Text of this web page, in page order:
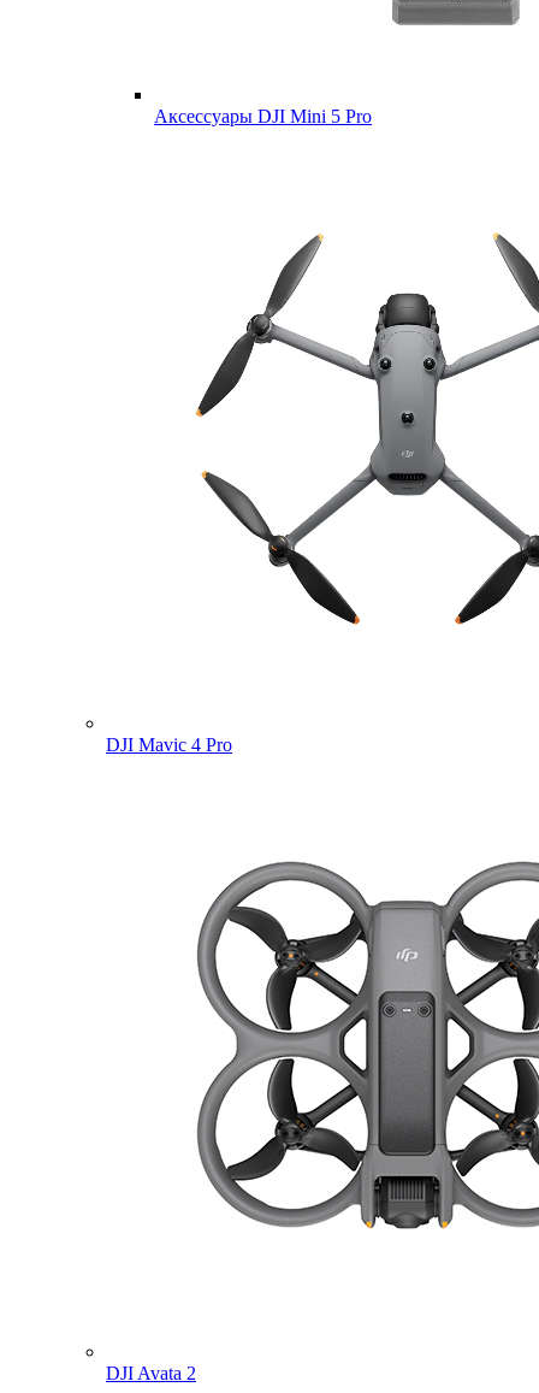
Аксессуары DJI Mini 5 Pro
DJI Mavic 4 Pro
DJI Avata 2